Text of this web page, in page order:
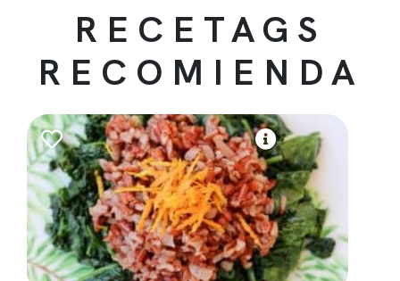
RECETAGS
RECOMIENDA